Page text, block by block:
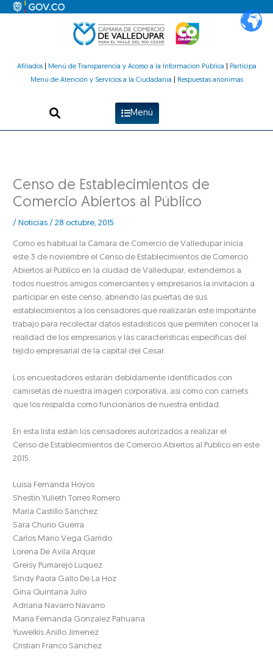
Afiliados| Menú de Transparencia y Acceso a la Información Pública
Participa
Menú de Atención y Servicios a la Ciudadanía
Respuestas anónimas
Menú
Censo de Establecimientos de
Comercio Abiertos al Público
/ Noticias /28 octubre, 2015
Como es habitual la Cámara de Comercio de Valledupar inicia
este 3 de noviembre el Censo de Establecimientos de Comercio
Abiertos al Público en la ciudad de Valledupar, extendemos a
todos nuestros amigos comerciantes y empresarios la invitación a
participar en este censo, abriendo las puertas de sus
establecimientos a los censadores que realizarán este importante
trabajo para recolectar datos estadísticos que permiten conocer la
realidad de los empresarios y las características específicas del
tejido empresarial de la capital del Cesar.
Los encuestadores estarán debidamente identificados con
camisetas de nuestra imagen corporativa, así como con carnets
que los respalda como funcionarios de nuestra entidad.
En esta lista están los censadores autorizados a realizar el
Censo de Establecimientos de Comercio Abiertos al Público en este
2015.
Luisa Fernanda Hoyos
Shestin Yulieth Torres Romero
Maria Castillo Sánchez
Sara Churio Guerra
Carlos Mario Vega Garrido
Lorena De Avila Arque
Greisy Pumarejo Luquez
Sindy Paola Gallo De La Hoz
Gina Quintana Julio
Adriana Navarro Navarro
Maria Fernanda Gonzalez Pahuana
Yuwelkis Anillo Jimenez
Cristian Franco Sánchez